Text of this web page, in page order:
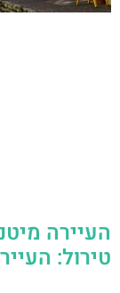
טירול: